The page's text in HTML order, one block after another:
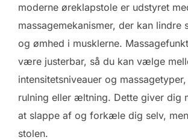
moderne øreklapstole er udstyret
massagemekanismer, der kan lindre
og ømhed i musklerne.
være justerbar, så du kan vælge
intensitetsniveauer og
rulning eller æltning. Dette giver dig
at slappe af og forkæle dig selv,
stolen.